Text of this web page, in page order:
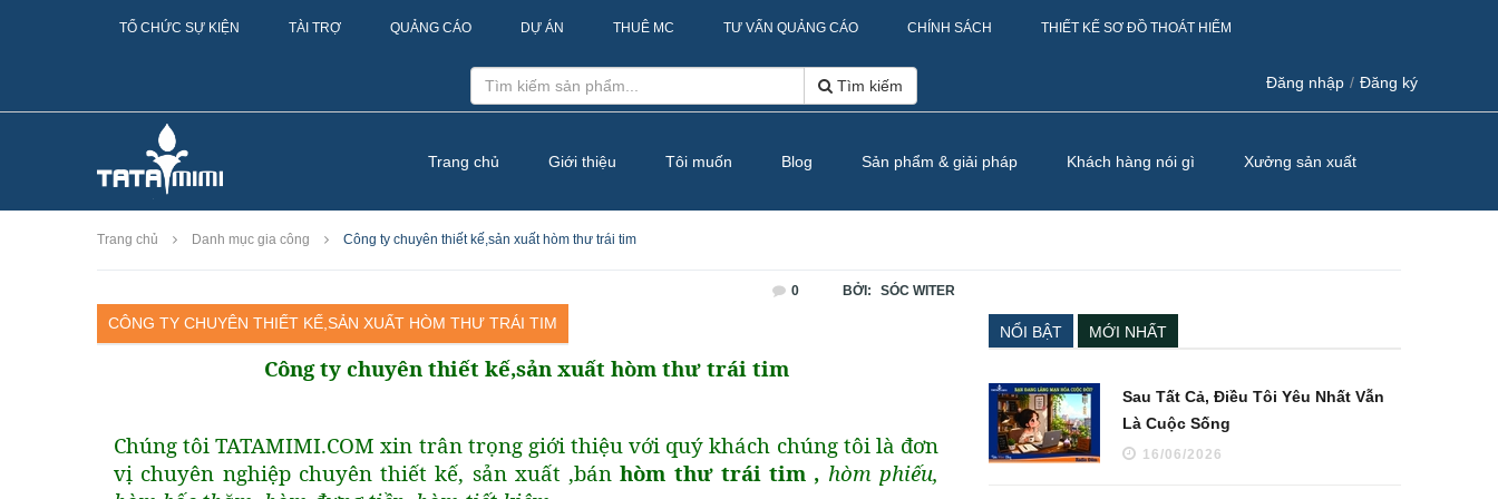
TỔ CHỨC SỰ KIỆN TÀI TRỢ QUẢNG CÁO DỰ ÁN THUÊ MC TƯ VẤN QUẢNG CÁO CHÍNH SÁCH THIẾT KẾ SƠ ĐỒ THOÁT HIỂM
Tìm kiếm Đăng nhập / Đăng ký
Trang chủ Giới thiệu Tôi muốn Blog Sản phẩm & giải pháp Khách hàng nói gì Xưởng sản xuất
Trang chủ Danh mục gia công Công ty chuyên thiết kế,sản xuất hòm thư trái tim
CÔNG TY CHUYÊN THIẾT KẾ,SẢN XUẤT HÒM THƯ TRÁI TIM
0 BỞI: SÓC WITER
Công ty chuyên thiết kế,sản xuất hòm thư trái tim
Chúng tôi TATAMIMI.COM xin trân trọng giới thiệu với quý khách chúng tôi là đơn
vị chuyên nghiệp chuyên thiết kế, sản xuất ,bánhòm thư trái tim , hòm phiếu,
NỔI BẬT
Sau Tất Cả, Điều Tôi Yêu Nhất Vẫn
Là Cuộc Sống
16/06/2026
MỚI NHẤT